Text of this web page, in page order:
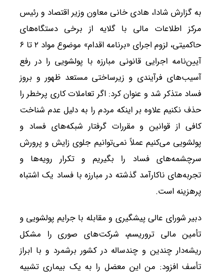
به گزارش شادا، هادی خانی معاون وزیر اقتصاد و رئیس
مرکز اطلاعات مالی با گلایه از برخی دستگاه‌های
حاکمیتی، لزوم اجرای «برنامه اقدام» موضوع مواد ۲ تا ۶
آیین‌نامه اجرایی قانونی مبارزه با پولشویی را در رفع
آسیب‌های فرآیندی و زیرساختی مستعد ظهور و بروز
فساد متذکر شد‌ و عنوان کرد: اگر تعاملات کاری پرخطر را
حذف نکنیم علاوه بر اینکه مردم را به دلیل عدم شناخت
کافی از قوانین و مقررات گرفتار شبکه‌های فساد و
پولشویی می‌کنیم عملاً نمی‌توانیم جلوی زایش و پرورش
سرچشمه‌های فساد را بگیریم و تکرار رویه‌ها و
تجربه‌های ناکارآمد گذشته در مبارزه با فساد یک اشتباه
پرهزینه است.
دبیر شورای عالی پیشگیری و مقابله با جرایم پولشویی و
تأمین مالی تروریسم، شرکت‌های صوری را مشکل
ریشه‌دار چندین و چندساله در کشور برشمرد و با ابراز
تأسف افزود: من این معضل را به یک بیماری تشبیه